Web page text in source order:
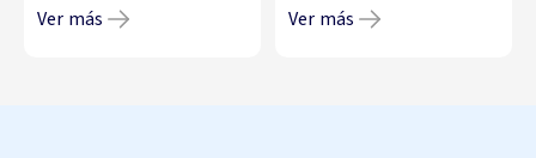
Ver más Ver más